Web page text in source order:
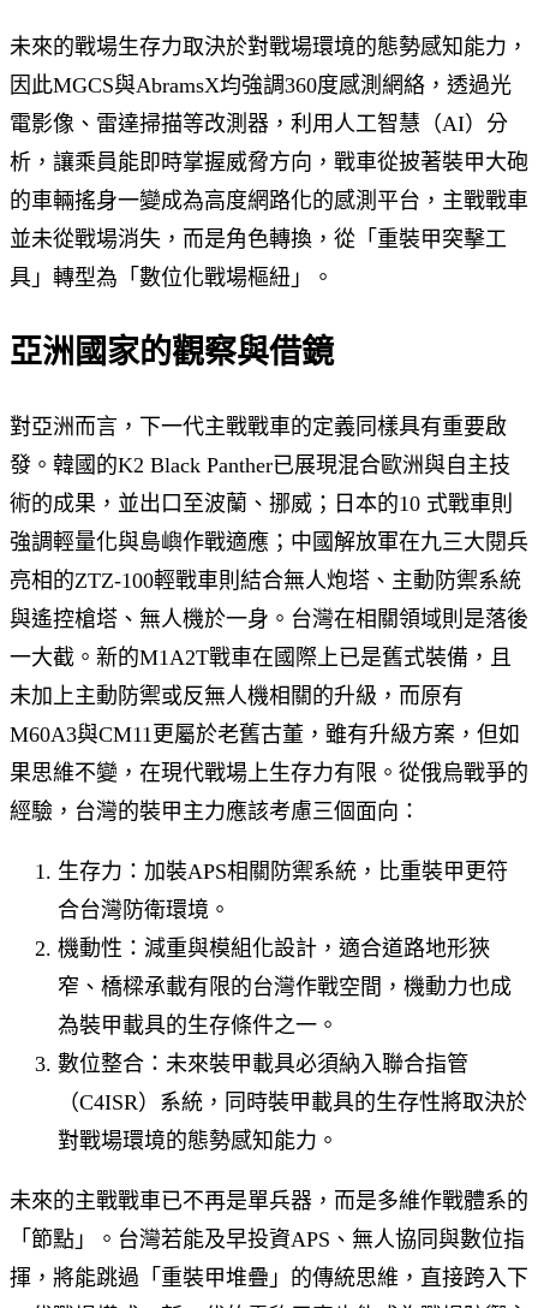
未來的戰場生存力取決於對戰場環境的態勢感知能力，
因此MGCS與AbramsX均強調360度感測網絡，透過光
電影像、雷達掃描等改測器，利用人工智慧（AI）分
析，讓乘員能即時掌握威脅方向，戰車從披著裝甲大砲
的車輛搖身一變成為高度網路化的感測平台，主戰戰車
並未從戰場消失，而是角色轉換，從「重裝甲突擊工
具」轉型為「數位化戰場樞紐」。
亞洲國家的觀察與借鏡
對亞洲而言，下一代主戰戰車的定義同樣具有重要啟
發。韓國的K2 Black Panther已展現混合歐洲與自主技
術的成果，並出口至波蘭、挪威；日本的10 式戰車則
強調輕量化與島嶼作戰適應；中國解放軍在九三大閱兵
亮相的ZTZ-100輕戰車則結合無人炮塔、主動防禦系統
與遙控槍塔、無人機於一身。台灣在相關領域則是落後
一大截。新的M1A2T戰車在國際上已是舊式裝備，且
未加上主動防禦或反無人機相關的升級，而原有
M60A3與CM11更屬於老舊古董，雖有升級方案，但如
果思維不變，在現代戰場上生存力有限。從俄烏戰爭的
經驗，台灣的裝甲主力應該考慮三個面向：
生存力：加裝APS相關防禦系統，比重裝甲更符
合台灣防衛環境。
機動性：減重與模組化設計，適合道路地形狹
窄、橋樑承載有限的台灣作戰空間，機動力也成
為裝甲載具的生存條件之一。
數位整合：未來裝甲載具必須納入聯合指管
（C4ISR）系統，同時裝甲載具的生存性將取決於
對戰場環境的態勢感知能力。
未來的主戰戰車已不再是單兵器，而是多維作戰體系的
「節點」。台灣若能及早投資APS、無人協同與數位指
揮，將能跳過「重裝甲堆疊」的傳統思維，直接跨入下